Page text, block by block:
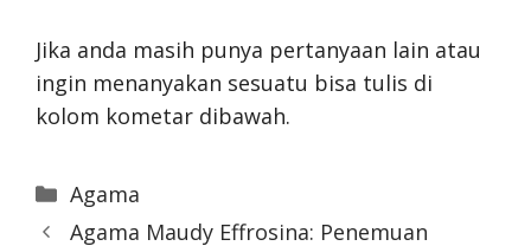
Jika anda masih punya pertanyaan lain atau
ingin menanyakan sesuatu bisa tulis di
kolom kometar dibawah.
Categories
Agama
Agama Maudy Effrosina: Penemuan